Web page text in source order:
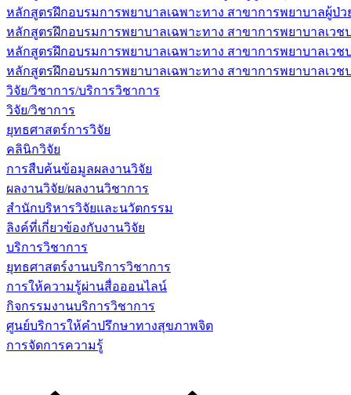
หลักสูตรฝึกอบรมการพยาบาลเฉพาะทาง สาขาการพยาบาลผู้ป่
หลักสูตรฝึกอบรมการพยาบาลเฉพาะทาง สาขาการพยาบาลเว
หลักสูตรฝึกอบรมการพยาบาลเฉพาะทาง สาขาการพยาบาลเวช
หลักสูตรฝึกอบรมการพยาบาลเฉพาะทาง สาขาการพยาบาลเวช
วิจัย/วิชาการ/บริการวิชาการ
วิจัย/วิชาการ
ยุทธศาสตร์การวิจัย
คลินิกวิจัย
การสืบค้นข้อมูลผลงานวิจัย
ผลงานวิจัย/ผลงานวิชาการ
สำนักบริหารวิจัยและนวัตกรรม
ลิงค์ที่เกี่ยวข้องกับงานวิจัย
บริการวิชาการ
ยุทธศาสตร์งานบริการวิชาการ
การให้ความรู้ผ่านสื่อออนไลน์
กิจกรรมงานบริการวิชาการ
ศูนย์บริการให้คำปรึกษาทางสุขภาพจิต
การจัดการความรู้